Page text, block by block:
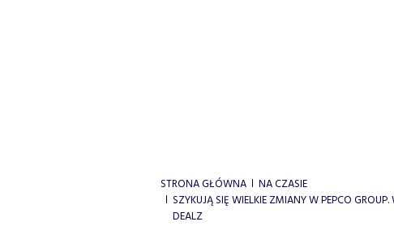
STRONA GŁÓWNA
NA CZASIE
SZYKUJĄ SIĘ WIELKIE ZMIANY W PEPCO
DEALZ